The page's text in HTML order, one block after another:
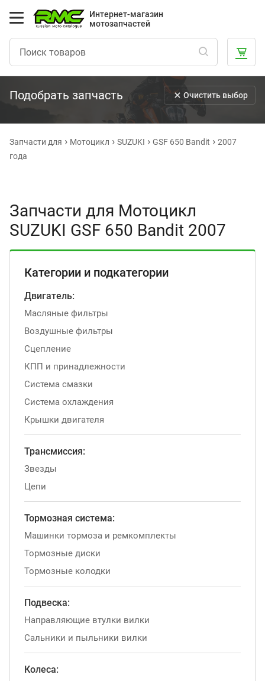
Интернет-магазин
мотозапчастей
Подобрать запчасть Очистить выбор
Запчасти для Мотоцикл SUZUKI GSF 650 Bandit
2007
года
Запчасти для Мотоцикл
SUZUKI GSF 650 Bandit 2007
Категории и подкатегории
Двигатель:
Масляные фильтры
Воздушные фильтры
Сцепление
КПП и принадлежности
Система смазки
Система охлаждения
Крышки двигателя
Трансмиссия:
Звезды
Цепи
Тормозная система:
Машинки тормоза и ремкомплекты
Тормозные диски
Тормозные колодки
Подвеска:
Направляющие втулки вилки
Сальники и пыльники вилки
Колеса: